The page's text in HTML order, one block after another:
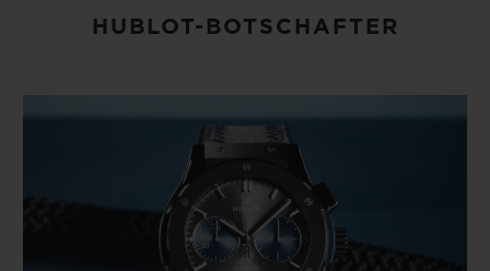
HUBLOT-BOTSCHAFTER